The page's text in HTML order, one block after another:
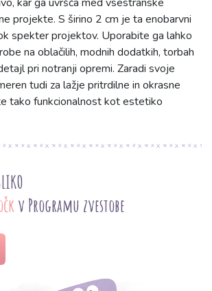
projekte. S širino 2 cm je ta enobarvni
spekter projektov. Uporabite ga lahko
na oblačilih, modnih dodatkih, torbah
pri notranji opremi. Zaradi svoje
tudi za lažje pritrdilne in okrasne
tako funkcionalnost kot estetiko
v Programu zvestobe